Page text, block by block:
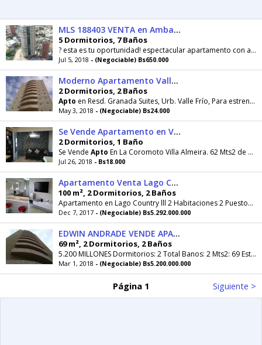
MLS 188403 VENTA en Ambassador La Lago LUJOSO Apartamento 530m2
5 Dormitorios, 7 Baños
? esta es tu oportunidad! espectacular apartamento con acabados de
Jul 5, 2018 - (Negociable) Bs650.000
Moderno Apartamento Valle Frio MLS 182902
2 Dormitorios, 2 Baños
Apto en Resd. Granada Suites, Urb. Valle Frío, Para estrenar, Pisos de Marmol, baños revestidos
May 3, 2018 - (Negociable) Bs24.000
Se Vende Apartamento en Villa Almeira
2 Dormitorios, 1 Baño
Se Vende Apto En La Coromoto Villa Almeira. 62 Mts2 de Construcción 2 (Con closet) 1(Con puerta
Jul 26, 2018 - Bs18.000
Apartamento Venta Lago Country 04Dic
100 m², 2 Dormitorios, 2 Baños
Apartamento en Lago Country lll 2 Habitaciones 2 Puestos de estacionamiento Cocina italiana Tope de cuarzo blanco Artefactos Ariston y teka Pisos de...
Dec 7, 2017 - (Negociable) Bs5.292.000.000
EDWIN ANDRADE VENDE APARTAMENTO EN EDIF. GRANADA SUITE SECTOR VALLE FRIÓ MLS 182902
69 m², 2 Dormitorios, 2 Baños
5.200 MILLONES Dormitorios: 2 Total Banos: 2 Mts2: 69 Estacionamiento: Cubierto MLS #18-2902
Mar 1, 2018 - (Negociable) Bs5.200.000.000
Página 1 Siguiente >